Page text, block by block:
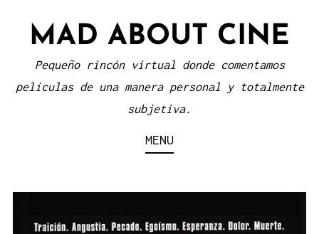
MAD ABOUT CINE
Pequeño rincón virtual donde comentamos
películas de una manera personal y totalmente
subjetiva.
MENU